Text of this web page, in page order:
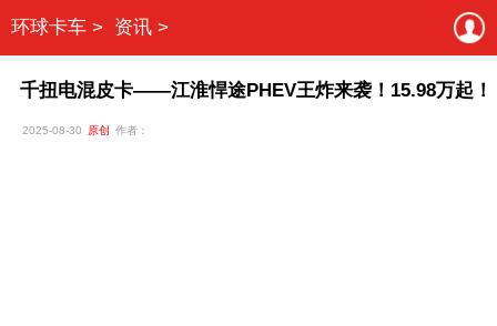
环球卡车 > 资讯 >
千扭电混皮卡——江淮悍途PHEV王炸来袭！15.98万起！
2025-08-30 原创 作者：